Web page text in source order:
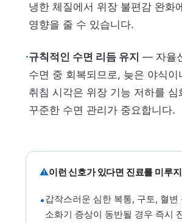
냉한 체질에서 위장 불편감 완화
영향을 줄 수 있습니다.
·규칙적인 수면 리듬 유지 — 자율
수면 중 회복되므로, 늦은 야식이
취침 시각은 위장 기능 저하를 심
꾸준한 수면 관리가 중요합니다.
⚠이런 신호가 있다면 진료를 미루
•갑작스러운 심한 복통, 구토, 혈변
소화기 증상이 동반될 경우 즉시